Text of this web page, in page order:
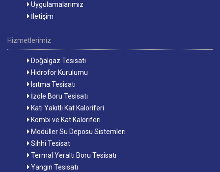
Uygulamalarımız
İletişim
Hizmetlerimiz
Doğalgaz Tesisatı
Hidrofor Kurulumu
Isıtma Tesisatı
İzole Boru Tesisatı
Katı Yakıtlı Kat Kaloriferi
Kombi ve Kat Kaloriferi
Modüller Su Deposu Sistemleri
Sıhhi Tesisat
Termal Yeraltı Boru Tesisatı
Yangın Tesisatı